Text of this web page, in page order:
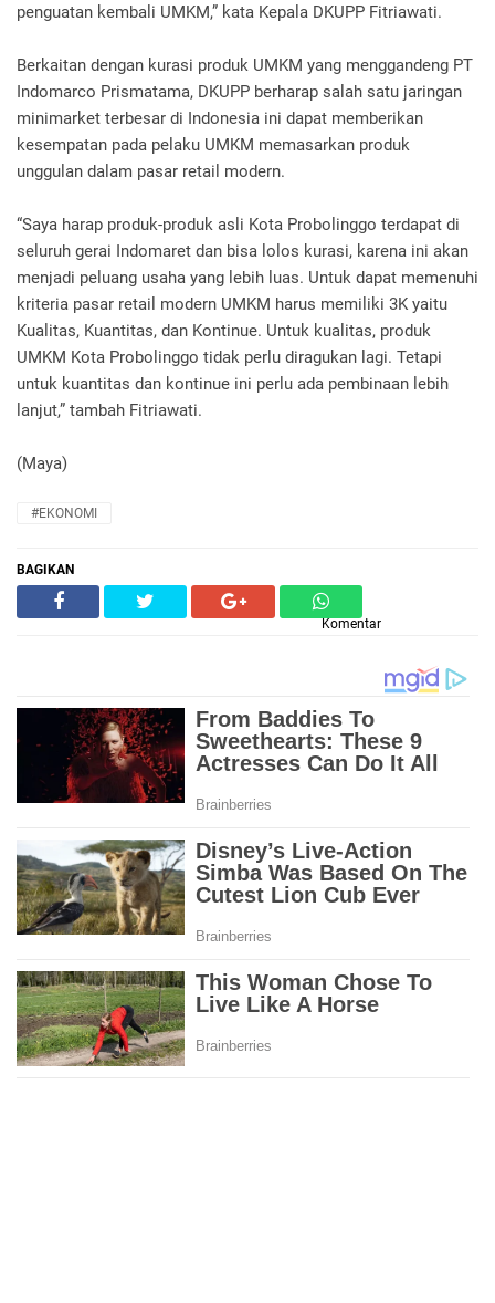
penguatan kembali UMKM,” kata Kepala DKUPP Fitriawati.
Berkaitan dengan kurasi produk UMKM yang menggandeng PT
Indomarco Prismatama, DKUPP berharap salah satu jaringan
minimarket terbesar di Indonesia ini dapat memberikan
kesempatan pada pelaku UMKM memasarkan produk
unggulan dalam pasar retail modern.
“Saya harap produk-produk asli Kota Probolinggo terdapat di
seluruh gerai Indomaret dan bisa lolos kurasi, karena ini akan
menjadi peluang usaha yang lebih luas. Untuk dapat memenuhi
kriteria pasar retail modern UMKM harus memiliki 3K yaitu
Kualitas, Kuantitas, dan Kontinue. Untuk kualitas, produk
UMKM Kota Probolinggo tidak perlu diragukan lagi. Tetapi
untuk kuantitas dan kontinue ini perlu ada pembinaan lebih
lanjut,” tambah Fitriawati.
(Maya)
#EKONOMI
BAGIKAN
Komentar